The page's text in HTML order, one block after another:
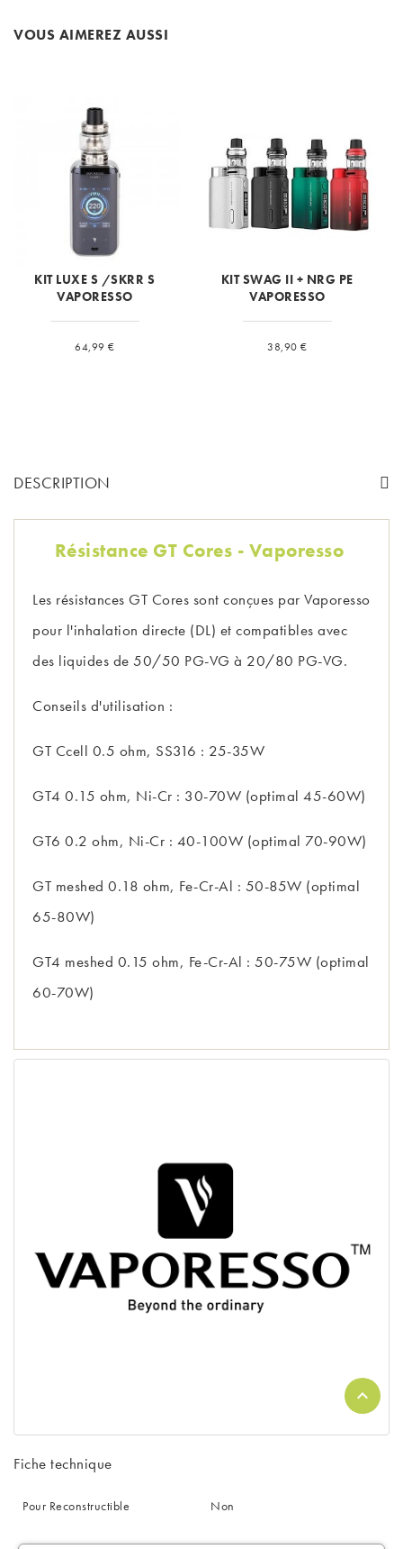
VOUS AIMEREZ AUSSI
KIT LUXE S /SKRR S
VAPORESSO
Prix
64,99 €
KIT SWAG II + NRG PE
VAPORESSO
Prix
38,90 €
DESCRIPTION
Résistance GT Cores - Vaporesso
Les résistances GT Cores sont conçues par Vaporesso
pour l'inhalation directe (DL) et compatibles avec
des liquides de 50/50 PG-VG à 20/80 PG-VG.
Conseils d'utilisation :
GT Ccell 0.5 ohm, SS316 : 25-35W
GT4 0.15 ohm, Ni-Cr : 30-70W (optimal 45-60W)
GT6 0.2 ohm, Ni-Cr : 40-100W (optimal 70-90W)
GT meshed 0.18 ohm, Fe-Cr-Al : 50-85W (optimal
65-80W)
GT4 meshed 0.15 ohm, Fe-Cr-Al : 50-75W (optimal
60-70W)
Fiche technique
Pour Reconstructible Non